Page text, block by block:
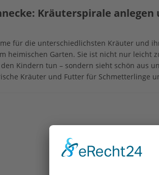
[ 24. März 2023 ] Töpfern per Hand am Abend in
[ 12. Juni 2014 ]
Grasmilben (Herbstgrasmilben,
Jucken auf acht Beinen…
GESUNDHEIT
Kräuterspirale
für die unterschiedlichsten Kräuter und
heimischen Garten. Sie ist nicht nur leicht
Kindern tun – sondern sieht schön aus
Kräuter und Futter für Schmetterlinge